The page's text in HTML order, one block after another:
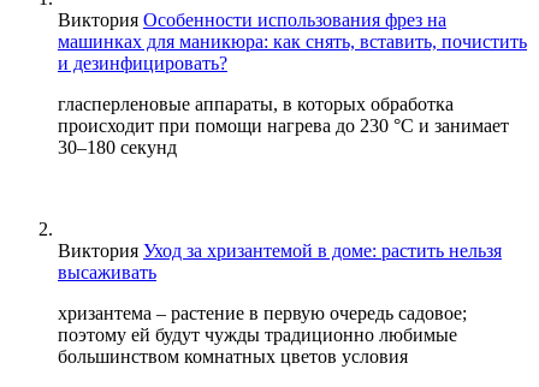
Виктория Особенности использования фрез на
машинках для маникюра: как снять, вставить, почистить
и дезинфицировать?
гласперленовые аппараты, в которых обработка
происходит при помощи нагрева до 230 °С и занимает
30–180 секунд
Виктория Уход за хризантемой в доме: растить нельзя
высаживать
хризантема – растение в первую очередь садовое;
поэтому ей будут чужды традиционно любимые
большинством комнатных цветов условия